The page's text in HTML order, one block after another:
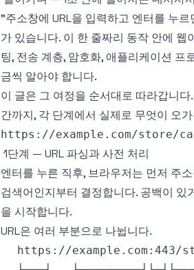
"주소창에 URL을 입력하고 엔터를 누
가 있습니다. 이 한 줄짜리 동작 안에 웹
팅, 전송 계층, 암호화, 애플리케이션
금씩 알아야 합니다.
이 글은 그 여정을 순서대로 따라갑니
간까지, 각 단계에서 실제로 무엇이 오
https://example.com/store/
1단계 — URL 파싱과 사전 처리
엔터를 누른 직후, 브라우저는 먼저 주
검색어인지부터 결정합니다. 공백이 있
을 시작합니다.
URL은 여러 부분으로 나뉩니다.